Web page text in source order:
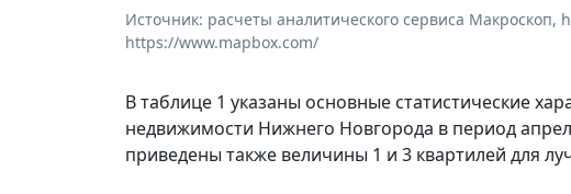
Источник: расчеты аналитического сервиса
https://www.mapbox.com/
В таблице 1 указаны основные статистические
недвижимости Нижнего Новгорода в период
приведены также величины 1 и 3 квартилей для